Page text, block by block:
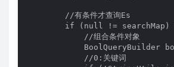
        //有条件才查询Es
if (null != searchMap)
            //组合条件对象
BoolQueryBuilder
            //0:关键词